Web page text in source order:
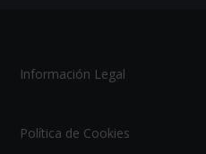
Información Legal
Política de Cookies